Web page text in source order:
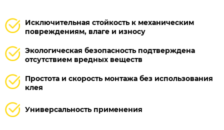
Исключительная стойкость к механическим
повреждениям, влаге и износу
Экологическая безопасность подтверждена
отсутствием вредных веществ
Простота и скорость монтажа без использования
клея
Универсальность применения